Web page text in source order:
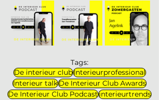
Tags:
De interieur clubInterieurprofessional
Interieur talkDe Interieur Club Awards
De Interieur Club Podcastinterieurtrends